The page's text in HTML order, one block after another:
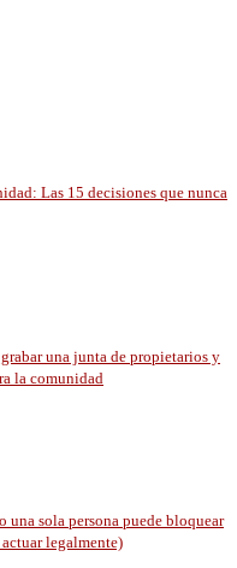
Las 15 decisiones que nunca
una junta de propietarios y
la comunidad
sola persona puede bloquear
legalmente)